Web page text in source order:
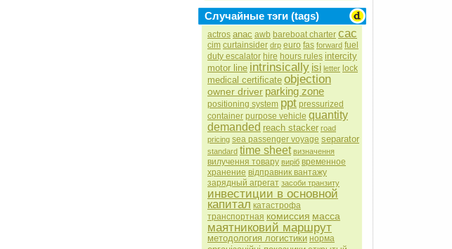
Случайные тэги (tags)
actros anac awb bareboat charter cac
cim curtainsider drp euro fas forward fuel
duty escalator hire hours rules intercity
motor line intrinsically isi letter lock
medical certificate objection
owner driver parking zone
positioning system ppt pressurized
container purpose vehicle quantity
demanded reach stacker road
pricing sea passenger voyage separator
standard time sheet визначення
вилучення товару виріб временное
хранение відправник вантажу
зарядный агрегат засоби транзиту
инвестиции в основной
капитал катастрофа
транспортная комиссия масса
маятниковий маршрут
методология логистики норма